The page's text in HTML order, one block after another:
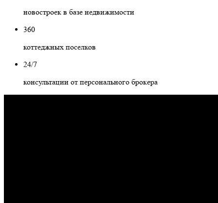
новостроек в базе недвижимости
360
коттеджных поселков
24/7
консультации от персонального брокера